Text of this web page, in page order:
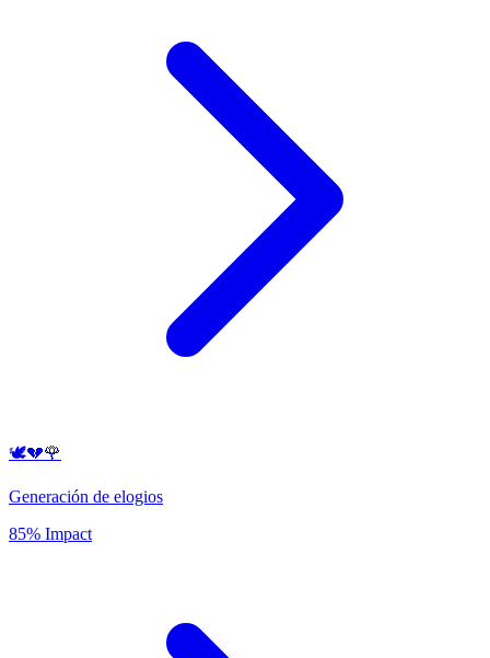
🕊️💔🌹
Generación de elogios
85% Impact